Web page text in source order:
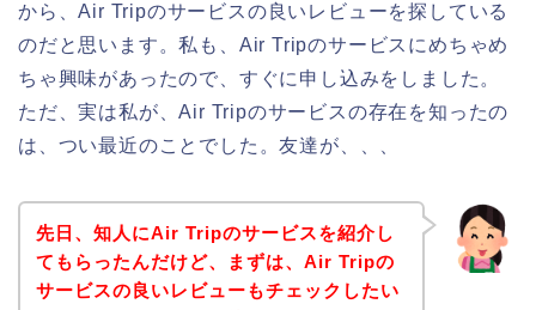
から、Air Tripのサービスの良いレビューを探している
のだと思います。私も、Air Tripのサービスにめちゃめ
ちゃ興味があったので、すぐに申し込みをしました。
ただ、実は私が、Air Tripのサービスの存在を知ったの
は、つい最近のことでした。友達が、、、
先日、知人にAir Tripのサービスを紹介し
てもらったんだけど、まずは、Air Tripの
サービスの良いレビューもチェックしたい